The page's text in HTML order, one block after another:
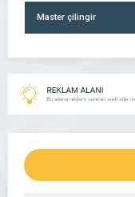
Master çilingir